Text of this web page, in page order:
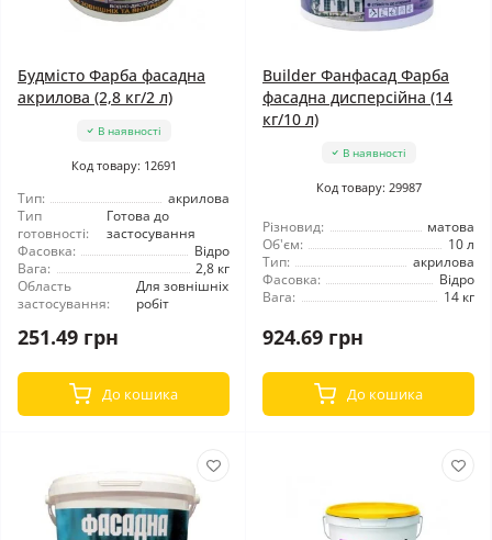
Будмісто Фарба фасадна
акрилова (2,8 кг/2 л)
В наявності
Код товару: 12691
Тип:
акрилова
Тип
готовності:
Готова до
застосування
Фасовка:
Відро
Вага:
2,8 кг
Область
застосування:
Для зовнішніх
робіт
251.49 грн
До кошика
Builder Фанфасад Фарба
фасадна дисперсійна (14
кг/10 л)
В наявності
Код товару: 29987
Різновид:
матова
Об'єм:
10 л
Тип:
акрилова
Фасовка:
Відро
Вага:
14 кг
924.69 грн
До кошика